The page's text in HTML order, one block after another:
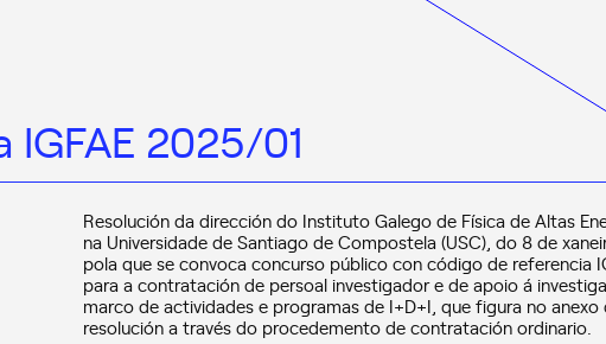
2025/01
Resolución da dirección do Instituto Galego de Física de Altas
na Universidade de Santiago de Compostela (USC), do 8 de
pola que se convoca concurso público con código de referencia
para a contratación de persoal investigador e de apoio á
marco de actividades e programas de I+D+I, que figura no anexo
resolución a través do procedemento de contratación ordinario.